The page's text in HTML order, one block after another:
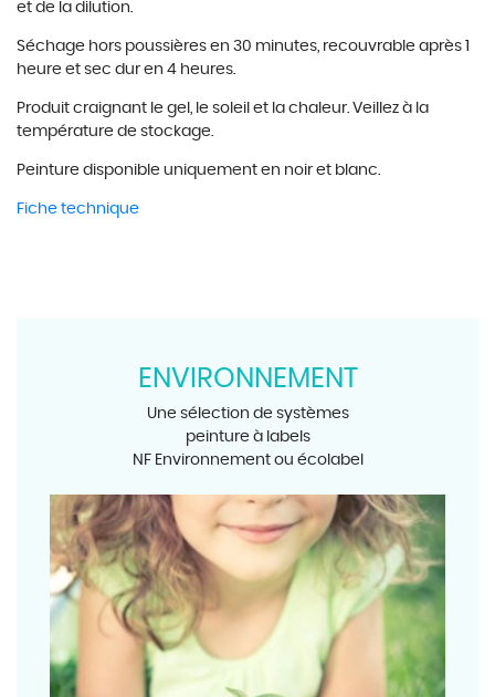
et de la dilution.
Séchage hors poussières en 30 minutes, recouvrable après 1
heure et sec dur en 4 heures.
Produit craignant le gel, le soleil et la chaleur. Veillez à la
température de stockage.
Peinture disponible uniquement en noir et blanc.
Fiche technique
ENVIRONNEMENT
Une sélection de systèmes
peinture à labels
NF Environnement ou écolabel